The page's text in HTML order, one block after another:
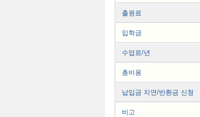
출원료
입학금
수업료/년
총비용
납입금 지연/반환금 신청
비고